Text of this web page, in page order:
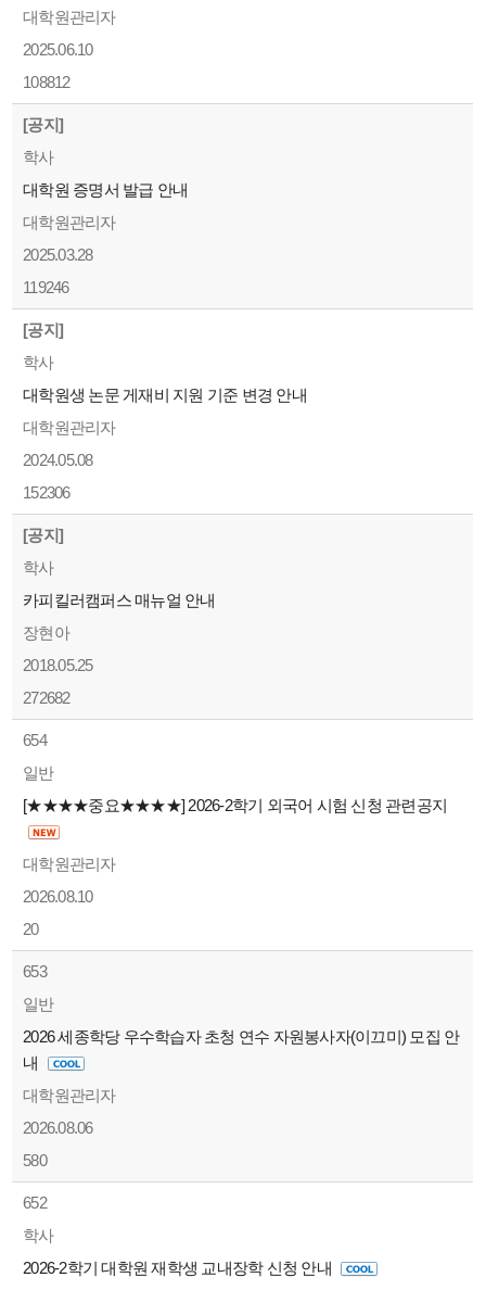
대학원관리자
2025.06.10
108812
[공지]
학사
대학원 증명서 발급 안내
대학원관리자
2025.03.28
119246
[공지]
학사
대학원생 논문 게재비 지원 기준 변경 안내
대학원관리자
2024.05.08
152306
[공지]
학사
카피킬러캠퍼스 매뉴얼 안내
장현아
2018.05.25
272682
654
일반
[★★★★중요★★★★] 2026-2학기 외국어 시험 신청 관련공지
대학원관리자
2026.08.10
20
653
일반
2026 세종학당 우수학습자 초청 연수 자원봉사자(이끄미) 모집 안
내
대학원관리자
2026.08.06
580
652
학사
2026-2학기 대학원 재학생 교내장학 신청 안내